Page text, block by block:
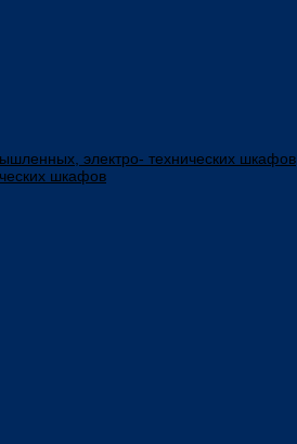
электро- технических шкафов
шкафов